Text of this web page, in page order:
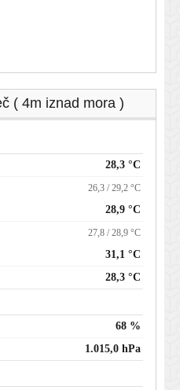
( 4m iznad mora )
28,3 °C
26,3 / 29,2 °C
28,9 °C
27,8 / 28,9 °C
31,1 °C
28,3 °C
68 %
1.015,0 hPa